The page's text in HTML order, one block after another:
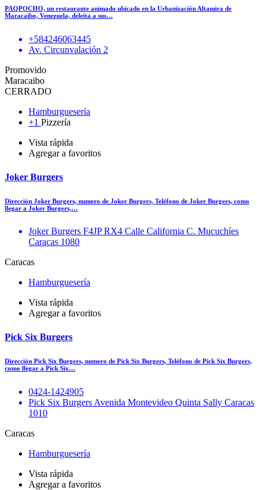
PAQPOCHO, un restaurante animado ubicado en la Urbanización Altamira de
Maracaibo, Venezuela, deleita a sus…
+584246063445
Av. Circunvalación 2
Promovido
Maracaibo
CERRADO
Hamburguesería
+1 Pizzería
Vista rápida
Agregar a favoritos
Joker Burgers
Dirección Joker Burgers, numero de Joker Burgers, Teléfono de Joker Burgers, como
llegar a Joker Burgers,…
Joker Burgers F4JP RX4 Calle California C. Mucuchíes
Caracas 1080
Caracas
Hamburguesería
Vista rápida
Agregar a favoritos
Pick Six Burgers
Dirección Pick Six Burgers, numero de Pick Six Burgers, Teléfono de Pick Six Burgers,
como llegar a Pick Six…
0424-1424905
Pick Six Burgers Avenida Montevideo Quinta Sally Caracas
1010
Caracas
Hamburguesería
Vista rápida
Agregar a favoritos